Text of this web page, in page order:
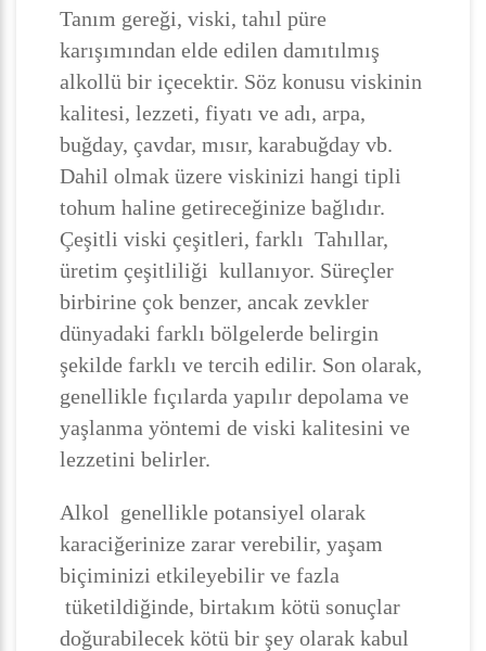
Tanım gereği, viski, tahıl püre
karışımından elde edilen damıtılmış
alkollü bir içecektir. Söz konusu viskinin
kalitesi, lezzeti, fiyatı ve adı, arpa,
buğday, çavdar, mısır, karabuğday vb.
Dahil olmak üzere viskinizi hangi tipli
tohum haline getireceğinize bağlıdır.
Çeşitli viski çeşitleri, farklı Tahıllar,
üretim çeşitliliği kullanıyor. Süreçler
birbirine çok benzer, ancak zevkler
dünyadaki farklı bölgelerde belirgin
şekilde farklı ve tercih edilir. Son olarak,
genellikle fıçılarda yapılır depolama ve
yaşlanma yöntemi de viski kalitesini ve
lezzetini belirler.
Alkol genellikle potansiyel olarak
karaciğerinize zarar verebilir, yaşam
biçiminizi etkileyebilir ve fazla
tüketildiğinde, birtakım kötü sonuçlar
doğurabilecek kötü bir şey olarak kabul